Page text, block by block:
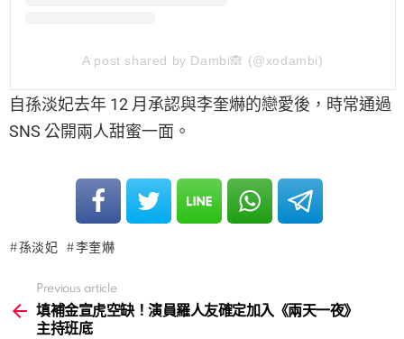
A post shared by Dambi🙈 (@xodambi)
自孫淡妃去年 12 月承認與李奎爀的戀愛後，時常通過
SNS 公開兩人甜蜜一面。
孫淡妃 李奎爀
more
Previous article
填補金宣虎空缺！演員羅人友確定加入《兩天一夜》
主持班底